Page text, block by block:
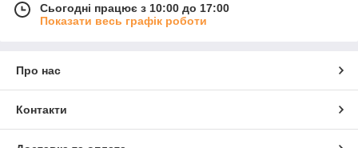
Сьогодні працює з 10:00 до 17:00
Показати весь графік роботи
Про нас
Контакти